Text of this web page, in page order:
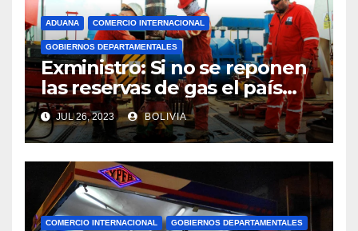
ADUANA COMERCIO INTERNACIONAL
GOBIERNOS DEPARTAMENTALES
Exministro: Si no se reponen
las reservas de gas el país
comenzará a importar con un
millonario presupuesto
JUL 26, 2023 BOLIVIA
COMERCIO INTERNACIONAL GOBIERNOS DEPARTAMENTALES